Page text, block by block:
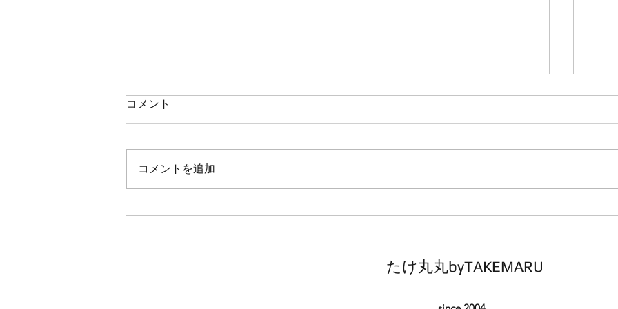
鯛ラバ
本日の釣果 マダイ ０枚 コメント
さいました！
鯛ラバ
本日の釣果 マダイ ０枚 他、サバ
ございました
鯛ラ
本日の釣
コメント
コメントを追加…
たけ丸丸byTAKEMARU